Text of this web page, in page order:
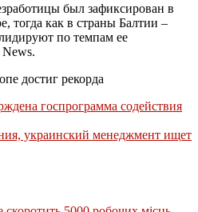
был зафиксирован в
тогда как в страны Балтии –
по темпам ее
достиг рекорда
госпрограмма содействия
украинский менеджмент ищет